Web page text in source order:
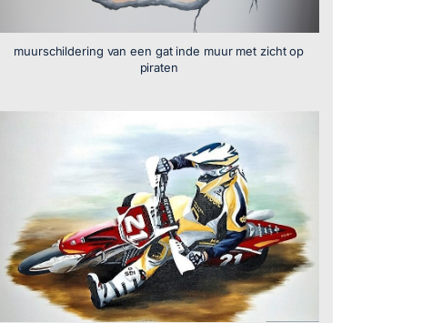
muurschildering van een gat inde muur met zicht op
piraten